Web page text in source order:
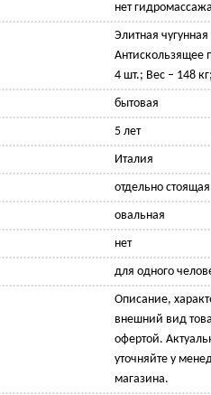
нет гидромассажа
Элитная
Антискользящее
4 шт.; Вес – 148
бытовая
5 лет
Италия
отдельно стоящая
овальная
нет
для одного
Описание,
внешний вид
офертой.
уточняйте у
магазина.